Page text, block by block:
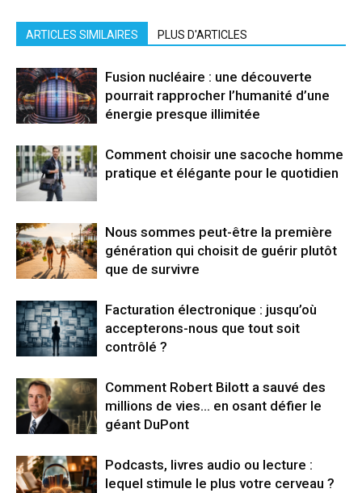
ARTICLES SIMILAIRES PLUS D'ARTICLES
Fusion nucléaire : une découverte
pourrait rapprocher l’humanité d’une
énergie presque illimitée
Comment choisir une sacoche homme
pratique et élégante pour le quotidien
Nous sommes peut-être la première
génération qui choisit de guérir plutôt
que de survivre
Facturation électronique : jusqu’où
accepterons-nous que tout soit
contrôlé ?
Comment Robert Bilott a sauvé des
millions de vies… en osant défier le
géant DuPont
Podcasts, livres audio ou lecture :
lequel stimule le plus votre cerveau ?